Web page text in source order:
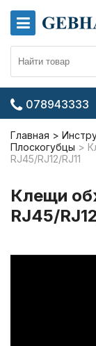
078943333
Главная
Плоскогубцы
RJ45/RJ12/RJ11
Клещи
RJ45/